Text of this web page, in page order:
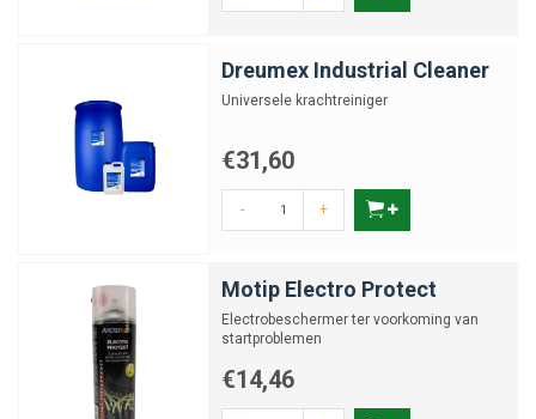
Dreumex Industrial Cleaner
Universele krachtreiniger
€31,60
- +
Motip Electro Protect
Electrobeschermer ter voorkoming van
startproblemen
€14,46